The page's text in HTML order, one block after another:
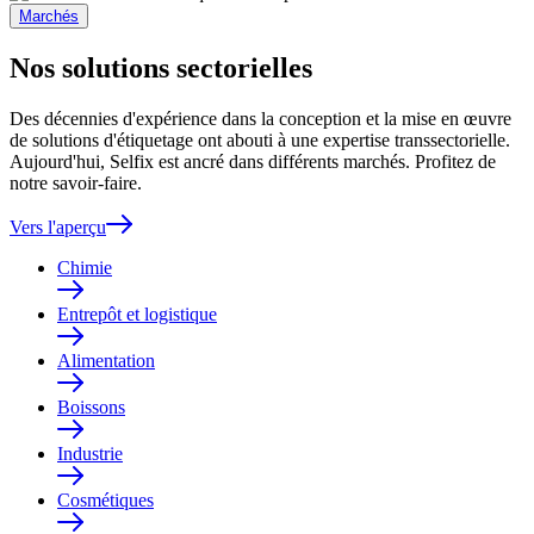
Marchés
Nos solutions sectorielles
Des décennies d'expérience dans la conception et la mise en œuvre
de solutions d'étiquetage ont abouti à une expertise transsectorielle.
Aujourd'hui, Selfix est ancré dans différents marchés. Profitez de
notre savoir-faire.
Vers l'aperçu
Chimie
Entrepôt et logistique
Alimentation
Boissons
Industrie
Cosmétiques